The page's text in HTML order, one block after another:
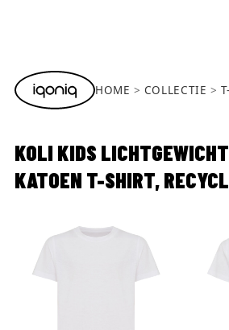
HOME COLLECTIE
KOLI KIDS
KATOEN T-SHIRT,